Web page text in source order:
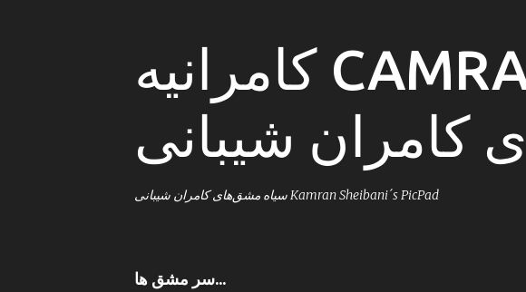
کامرانیه CAMRANIE; سیاه
کامران شیبانی
سیاه مشق‌های کامران شیبانی Kamran Sheibani´s PicPad
سر مشق ها...